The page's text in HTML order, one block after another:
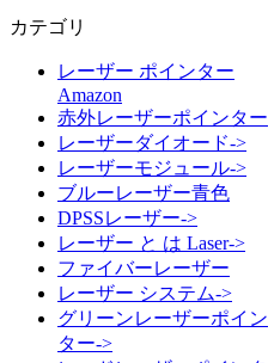
カテゴリ
レーザー ポインター
Amazon
赤外レーザーポインター
レーザーダイオード->
レーザーモジュール->
ブルーレーザー青色
DPSSレーザー->
レーザー と は Laser->
ファイバーレーザー
レーザー システム->
グリーンレーザーポイン
ター->